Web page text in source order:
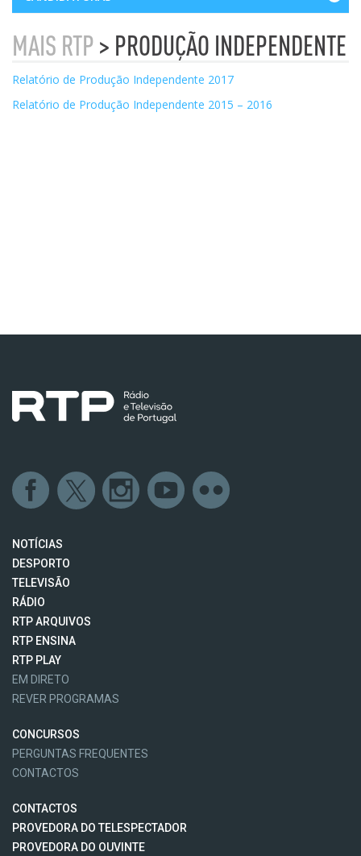
MAIS RTP > PRODUÇÃO INDEPENDENTE
Relatório de Produção Independente 2017
Relatório de Produção Independente 2015 – 2016
NOTÍCIAS
DESPORTO
TELEVISÃO
RÁDIO
RTP ARQUIVOS
RTP ENSINA
RTP PLAY
EM DIRETO
REVER PROGRAMAS
CONCURSOS
PERGUNTAS FREQUENTES
CONTACTOS
CONTACTOS
PROVEDORA DO TELESPECTADOR
PROVEDORA DO OUVINTE